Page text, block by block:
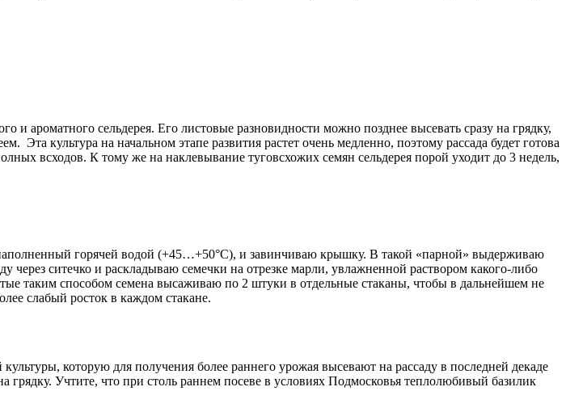
и ароматного сельдерея. Его листовые разновидности можно позднее высевать сразу на грядку,
Эта культура на начальном этапе развития растет очень медленно, поэтому рассада будет готова
всходов. К тому же на наклевывание туговсхожих семян сельдерея порой уходит до 3 недель,
горячей водой (+45…+50°С), и завинчиваю крышку. В такой «парной» выдерживаю
ситечко и раскладываю семечки на отрезке марли, увлажненной раствором какого-либо
таким способом семена высаживаю по 2 штуки в отдельные стаканы, чтобы в дальнейшем не
слабый росток в каждом стакане.
которую для получения более раннего урожая высевают на рассаду в последней декаде
грядку. Учтите, что при столь раннем посеве в условиях Подмосковья теплолюбивый базилик